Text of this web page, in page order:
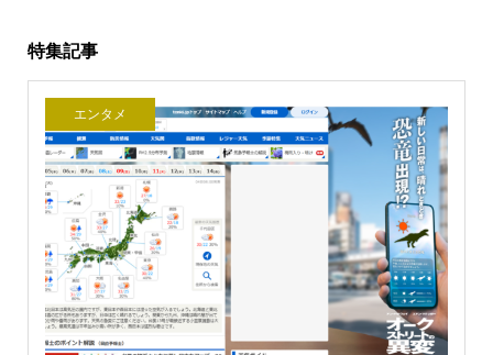
特集記事
エンタメ